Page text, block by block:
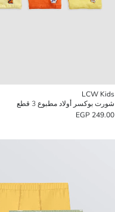
LCW Kids
شورت بوكسر أولاد مطبوع 3 قطع
249.00 EGP